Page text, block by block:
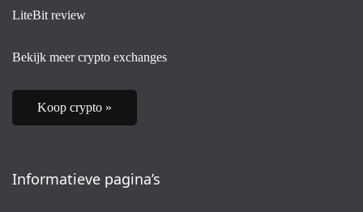
LiteBit review
Bekijk meer crypto exchanges
Koop crypto »
Informatieve pagina’s